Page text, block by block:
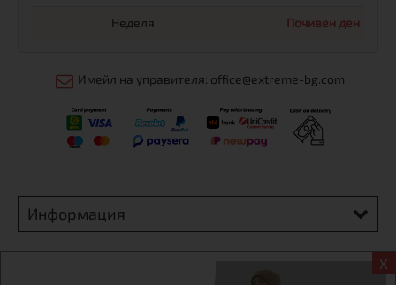
X
Неделя Почивен ден
Имейл на управителя: office@extreme-bg.com
Информация
гр. София, Овча купел, ул.692, №12, офис 1, магазини